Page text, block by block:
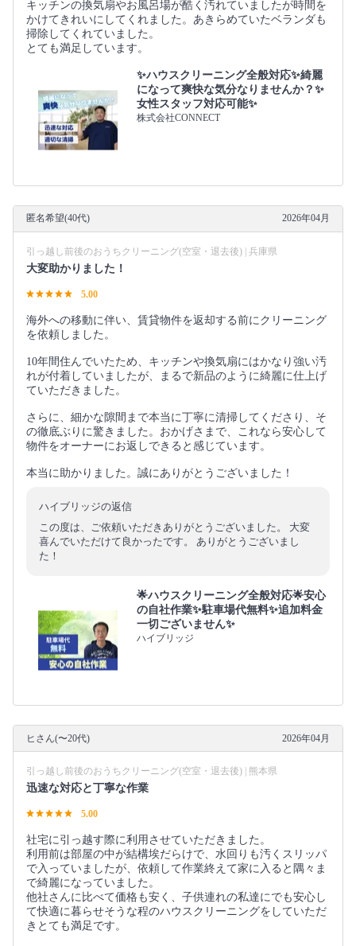
キッチンの換気扇やお風呂場が酷く汚れていましたが時間を
かけてきれいにしてくれました。あきらめていたベランダも
掃除してくれていました。
とても満足しています。
✨ハウスクリーニング全般対応✨綺麗
になって爽快な気分なりませんか？✨
女性スタッフ対応可能✨
株式会社CONNECT
匿名希望(40代) 2026年04月
引っ越し前後のおうちクリーニング(空室・退去後) | 兵庫県
大変助かりました！
5.00
海外への移動に伴い、賃貸物件を返却する前にクリーニング
を依頼しました。
10年間住んでいたため、キッチンや換気扇にはかなり強い汚
れが付着していましたが、まるで新品のように綺麗に仕上げ
ていただきました。
さらに、細かな隙間まで本当に丁寧に清掃してくださり、そ
の徹底ぶりに驚きました。おかげさまで、これなら安心して
物件をオーナーにお返しできると感じています。
本当に助かりました。誠にありがとうございました！
ハイブリッジの返信
この度は、ご依頼いただきありがとうございました。 大変
喜んでいただけて良かったです。 ありがとうございまし
た！
🌟ハウスクリーニング全般対応🌟安心
の自社作業✨️駐車場代無料✨️追加料金
一切ございません✨
ハイブリッジ
ヒさん(〜20代) 2026年04月
引っ越し前後のおうちクリーニング(空室・退去後) | 熊本県
迅速な対応と丁寧な作業
5.00
社宅に引っ越す際に利用させていただきました。
利用前は部屋の中が結構埃だらけで、水回りも汚くスリッパ
で入っていましたが、依頼して作業終えて家に入ると隅々ま
で綺麗になっていました。
他社さんに比べて価格も安く、子供連れの私達にでも安心し
て快適に暮らせそうな程のハウスクリーニングをしていただ
きとても満足です。